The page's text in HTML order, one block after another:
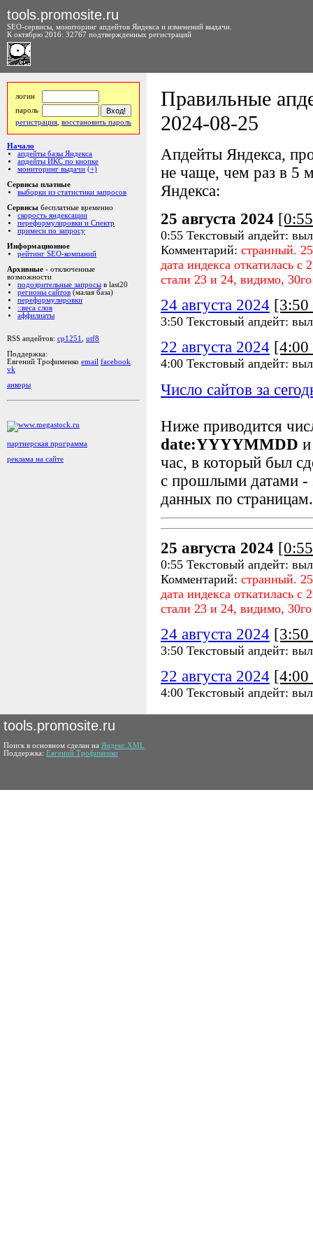
tools.promosite.ru
SEO-сервисы, мониторинг апдейтов Яндекса и изменений выдачи.
К октябрю 2016: 32767 подтвержденных регистраций
логин
пароль
регистрация восстановить пароль
Начало
апдейты базы Яндекса
апдейты ИКС по кнопке
мониторинг выдачи (+)
Сервисы платные
выборки из статистики запросов
Сервисы бесплатные временно
скорость яндексации
переформулировки и Спектр
примеси по запросу
Информационное
рейтинг SEO-компаний
Архивные - отключенные
возможности
подозрительные запросы в last20
регионы сайтов (малая база)
переформулировки
::веса слов
аффилиаты
RSS апдейтов: cp1251
utf8
Поддержка:
Евгений Трофименко email facebook
vk
анкоры
партнерская программа
реклама на сайте
Правильные
2024-08-25
Апдейты Яндекса,
не чаще, чем раз в 5
Яндекса:
25 августа 2024
0:55 Текстовый апдейт:
Комментарий: странный.
дата индекса откатилась с
стали 23 и 24, видимо,
24 августа 2024
3:50 Текстовый апдейт:
22 августа 2024
4:00 Текстовый апдейт:
Число сайтов за
Ниже приводится
date:YYYYMMDD
час, в который был
с прошлыми датами -
данных по страницам.
25 августа 2024
0:55 Текстовый апдейт:
Комментарий: странный.
дата индекса откатилась с
стали 23 и 24, видимо,
24 августа 2024
3:50 Текстовый апдейт:
22 августа 2024
4:00 Текстовый апдейт:
tools.promosite.ru
Поиск в основном сделан на Яндекс.XML
Поддержка: Евгений Трофименко